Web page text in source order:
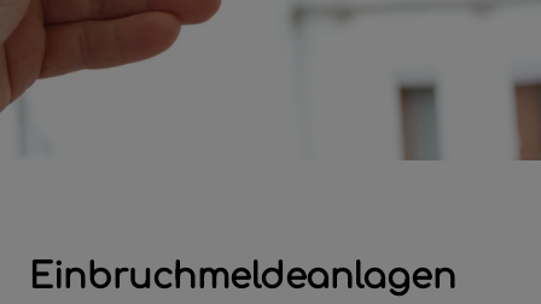
Einbruchmeldeanlagen
und schließen
und schließen